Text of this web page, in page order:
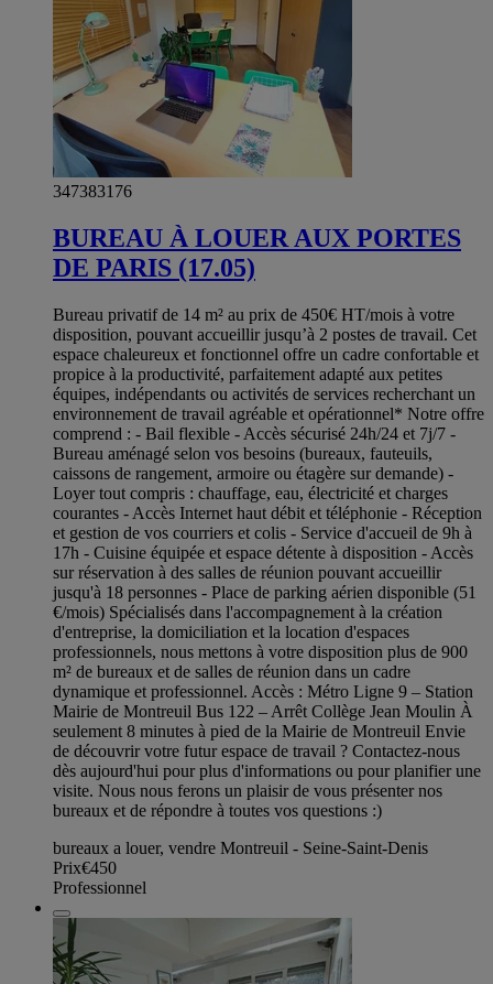
347383176
BUREAU À LOUER AUX PORTES
DE PARIS (17.05)
Bureau privatif de 14 m² au prix de 450€ HT/mois à votre
disposition, pouvant accueillir jusqu’à 2 postes de travail. Cet
espace chaleureux et fonctionnel offre un cadre confortable et
propice à la productivité, parfaitement adapté aux petites
équipes, indépendants ou activités de services recherchant un
environnement de travail agréable et opérationnel* Notre offre
comprend : - Bail flexible - Accès sécurisé 24h/24 et 7j/7 -
Bureau aménagé selon vos besoins (bureaux, fauteuils,
caissons de rangement, armoire ou étagère sur demande) -
Loyer tout compris : chauffage, eau, électricité et charges
courantes - Accès Internet haut débit et téléphonie - Réception
et gestion de vos courriers et colis - Service d'accueil de 9h à
17h - Cuisine équipée et espace détente à disposition - Accès
sur réservation à des salles de réunion pouvant accueillir
jusqu'à 18 personnes - Place de parking aérien disponible (51
€/mois) Spécialisés dans l'accompagnement à la création
d'entreprise, la domiciliation et la location d'espaces
professionnels, nous mettons à votre disposition plus de 900
m² de bureaux et de salles de réunion dans un cadre
dynamique et professionnel. Accès : Métro Ligne 9 – Station
Mairie de Montreuil Bus 122 – Arrêt Collège Jean Moulin À
seulement 8 minutes à pied de la Mairie de Montreuil Envie
de découvrir votre futur espace de travail ? Contactez-nous
dès aujourd'hui pour plus d'informations ou pour planifier une
visite. Nous nous ferons un plaisir de vous présenter nos
bureaux et de répondre à toutes vos questions :)
bureaux a louer, vendre Montreuil - Seine-Saint-Denis
Prix€450
Professionnel